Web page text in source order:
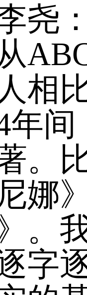
：
相
年
。
娜
》。
字